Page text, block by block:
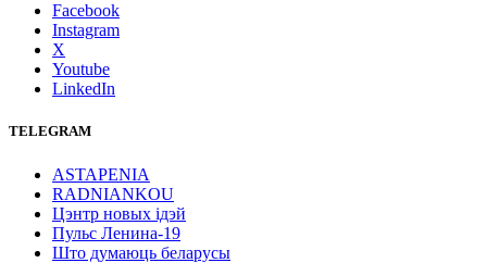
Facebook
Instagram
X
Youtube
LinkedIn
TELEGRAM
ASTAPENIA
RADNIANKOU
Цэнтр новых ідэй
Пульс Ленина-19
Што думаюць беларусы